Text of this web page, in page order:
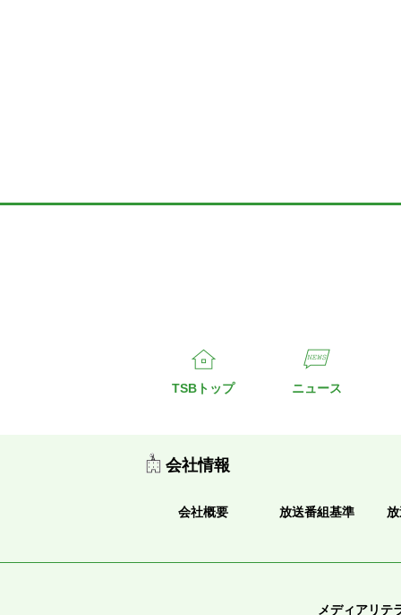
TSBトップ ニュース
会社情報
会社概要 放送番組基準
メディアリテ